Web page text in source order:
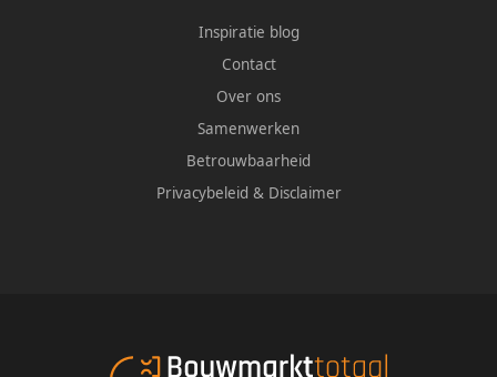
Inspiratie blog
Contact
Over ons
Samenwerken
Betrouwbaarheid
Privacybeleid & Disclaimer